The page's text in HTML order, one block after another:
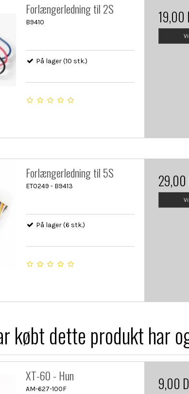
Forlængerledning til 2S
B9410
På lager (10 stk.)
19,00
Forlængerledning til 5S
ET0249 - B9413
På lager (6 stk.)
29,00
købt dette produkt har
XT-60 - Hun
AM-627-100F 9,00